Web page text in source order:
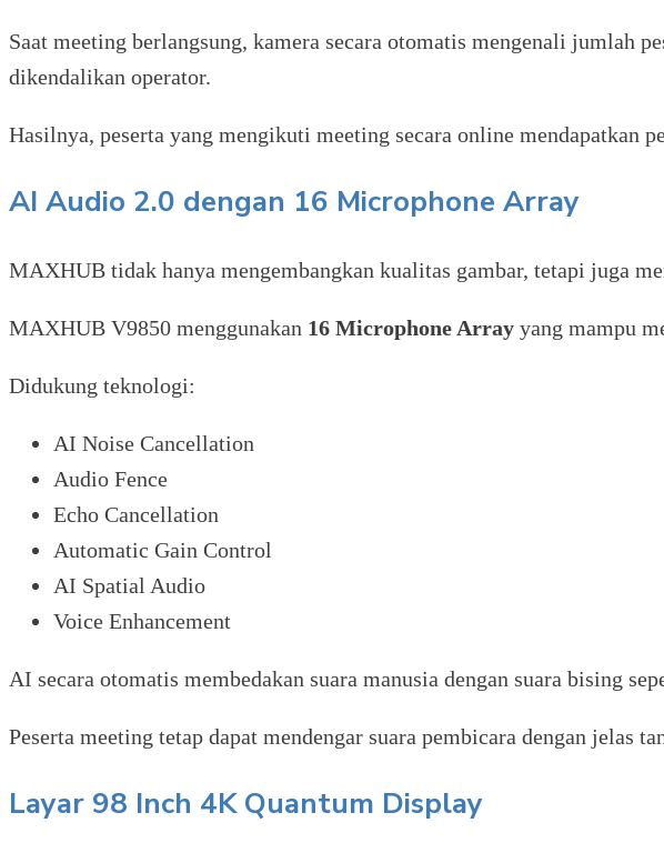
Saat meeting berlangsung, kamera secara otomatis mengenali jumlah
dikendalikan operator.
Hasilnya, peserta yang mengikuti meeting secara online mendapatkan
AI Audio 2.0 dengan 16 Microphone Array
MAXHUB tidak hanya mengembangkan kualitas gambar, tetapi juga
MAXHUB V9850 menggunakan 16 Microphone Array yang mampu
Didukung teknologi:
AI Noise Cancellation
Audio Fence
Echo Cancellation
Automatic Gain Control
AI Spatial Audio
Voice Enhancement
AI secara otomatis membedakan suara manusia dengan suara bising
Peserta meeting tetap dapat mendengar suara pembicara dengan jelas
Layar 98 Inch 4K Quantum Display